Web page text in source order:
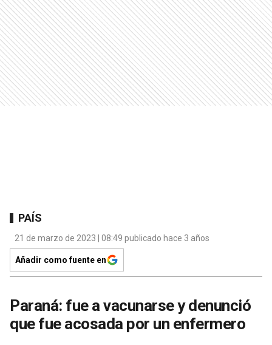
PAÍS
21 de marzo de 2023 | 08:49 publicado hace 3 años
Añadir como fuente en
Paraná: fue a vacunarse y denunció
que fue acosada por un enfermero